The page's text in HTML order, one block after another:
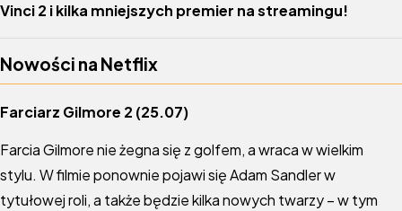
Vinci 2 i kilka mniejszych premier na streamingu!
Nowości na Netflix
Farciarz Gilmore 2 (25.07)
Farcia Gilmore nie żegna się z golfem, a wraca w wielkim
stylu. W filmie ponownie pojawi się Adam Sandler w
tytułowej roli, a także będzie kilka nowych twarzy – w tym